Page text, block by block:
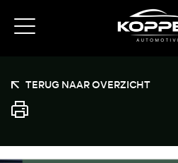
TERUG NAAR OVERZICHT